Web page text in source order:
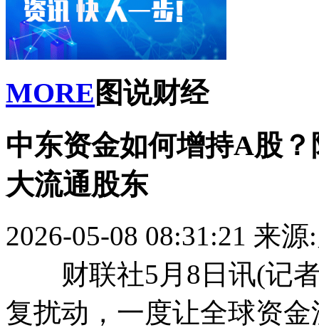
MORE 图说财经
中东资金如何增持A股
大流通股东
2026-05-08 08:31:21 来源
财联社5月8日讯(记者
复扰动，一度让全球资